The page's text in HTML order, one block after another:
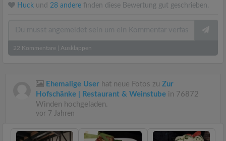
Huck und 28 andere finden diese Bewertung gut geschrieben.
22 Kommentare Ausklappen
Ehemalige User hat neue Fotos zu Zur
Hofschänke | Restaurant & Weinstube in 76872
Winden hochgeladen.
vor 7 Jahren